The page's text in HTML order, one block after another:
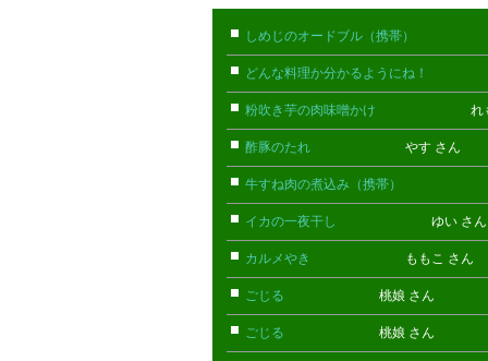
しめじのオードブル（携帯）
どんな料理か分かるようにね！
粉吹き芋の肉味噌かけ れもん
酢豚のたれ やす さん
牛すね肉の煮込み（携帯）
イカの一夜干し ゆい さ
カルメやき ももこ さん
ごじる 桃娘 さん
ごじる 桃娘 さん